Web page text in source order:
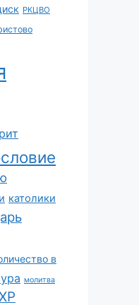
РКЦВО
католики
в
молитва